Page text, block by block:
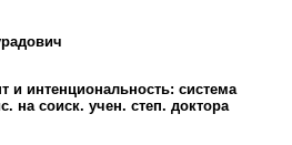
и интенциональность: система
на соиск. учен. степ. доктора